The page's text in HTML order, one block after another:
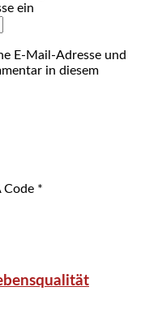
ein
E-Mail-Adresse und
in diesem
Code *